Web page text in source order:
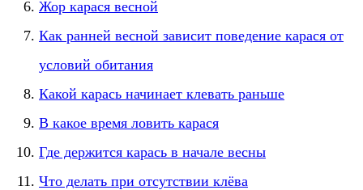
Жор карася весной
Как ранней весной зависит поведение карася от
условий обитания
Какой карась начинает клевать раньше
В какое время ловить карася
Где держится карась в начале весны
Что делать при отсутствии клёва